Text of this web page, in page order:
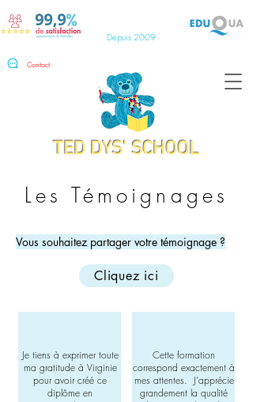
TED DYS' SCHOOL
Contact
Depuis 2009
Les Témoignages
Vous souhaitez partager votre témoignage ?
Cliquez ici
Je tiens à exprimer toute
ma gratitude à Virginie
pour avoir créé ce
diplôme en
Cette formation
correspond exactement à
mes attentes. J'apprécie
grandement la qualité